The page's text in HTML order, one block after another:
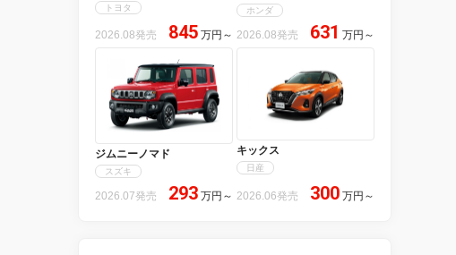
トヨタ
2026.08発売 845 万円 ～
ホンダ
2026.08発売 631 万円 ～
ジムニーノマド
スズキ
2026.07発売 293 万円 ～
キックス
日産
2026.06発売 300 万円 ～